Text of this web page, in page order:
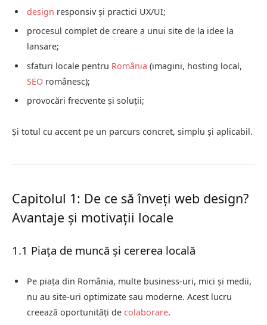
design responsiv și practici UX/UI;
procesul complet de creare a unui site de la idee la
lansare;
sfaturi locale pentru România (imagini, hosting local,
SEO românesc);
provocări frecvente și soluții;
Și totul cu accent pe un parcurs concret, simplu și aplicabil.
Capitolul 1: De ce să înveți web design?
Avantaje și motivații locale
1.1 Piața de muncă și cererea locală
Pe piața din România, multe business-uri, mici și medii,
nu au site-uri optimizate sau moderne. Acest lucru
creează oportunități de colaborare.